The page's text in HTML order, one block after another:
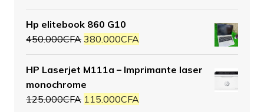
Hp elitebook 860 G10
450.000CFA 380.000CFA
HP Laserjet M111a – Imprimante laser
monochrome
125.000CFA 115.000CFA